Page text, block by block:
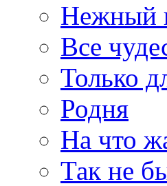
Нежный
Все
Только
Родня
На что
Так не